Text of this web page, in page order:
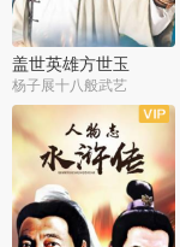
盖世英雄方世玉
杨子展十八般武艺
全40集